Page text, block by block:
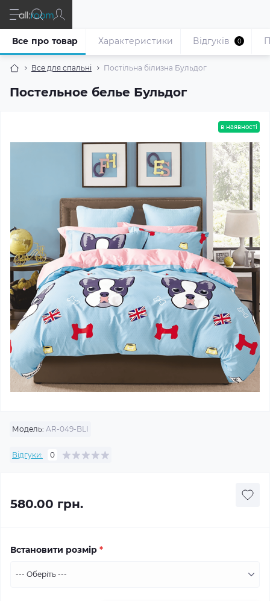
Все для спальні Постільна білизна Бульдог
Постельное белье Бульдог
Все про товар Характеристики Відгуків 0
в наявності
Модель: AR-049-BLI
Відгуки: 0
580.00 грн.
Встановити розмір *